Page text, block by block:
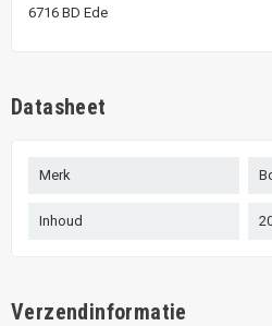
6716 BD Ede
Datasheet
Merk
Inhoud
Verzendinformatie